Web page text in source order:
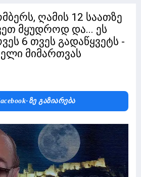
ღამის 12 საათზე
მყუდროდ და... ეს
6 თვეს გადაწყვეტს -
მიმართვას
Ზე Გაზიარება